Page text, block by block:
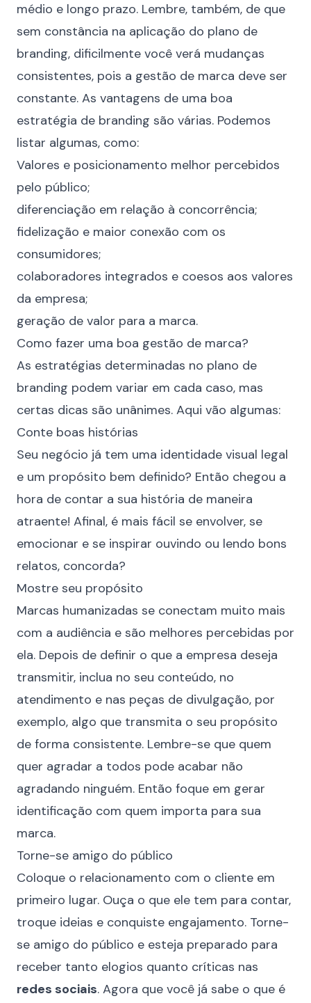
médio e longo prazo. Lembre, também, de que
sem constância na aplicação do plano de
branding, dificilmente você verá mudanças
consistentes, pois a gestão de marca deve ser
constante. As vantagens de uma boa
estratégia de branding são várias. Podemos
listar algumas, como:
Valores e posicionamento melhor percebidos
pelo público;
diferenciação em relação à concorrência;
fidelização e maior conexão com os
consumidores;
colaboradores integrados e coesos aos valores
da empresa;
geração de valor para a marca.
Como fazer uma boa gestão de marca?
As estratégias determinadas no plano de
branding podem variar em cada caso, mas
certas dicas são unânimes. Aqui vão algumas:
Conte boas histórias
Seu negócio já tem uma identidade visual legal
e um propósito bem definido? Então chegou a
hora de contar a sua história de maneira
atraente! Afinal, é mais fácil se envolver, se
emocionar e se inspirar ouvindo ou lendo bons
relatos, concorda?
Mostre seu propósito
Marcas humanizadas se conectam muito mais
com a audiência e são melhores percebidas por
ela. Depois de definir o que a empresa deseja
transmitir, inclua no seu conteúdo, no
atendimento e nas peças de divulgação, por
exemplo, algo que transmita o seu propósito
de forma consistente. Lembre-se que quem
quer agradar a todos pode acabar não
agradando ninguém. Então foque em gerar
identificação com quem importa para sua
marca.
Torne-se amigo do público
Coloque o relacionamento com o cliente em
primeiro lugar. Ouça o que ele tem para contar,
troque ideias e conquiste engajamento. Torne-
se amigo do público e esteja preparado para
receber tanto elogios quanto críticas nas
redes sociais. Agora que você já sabe o que é